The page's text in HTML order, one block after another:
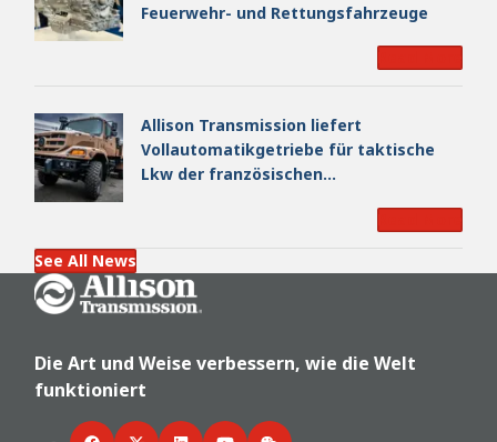
Feuerwehr- und Rettungsfahrzeuge
Allison Transmission liefert
Vollautomatikgetriebe für taktische
Lkw der französischen
See All News
Go Home
Die Art und Weise verbessern, wie die Welt
funktioniert